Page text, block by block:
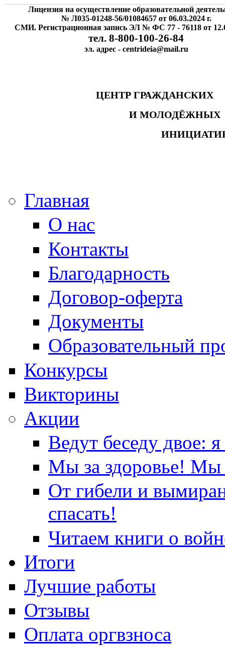
Лицензия на осуществление образовательной
№ Л035-01248-56/01084657 от 06.03.2024 г.
СМИ. Регистрационная запись ЭЛ № ФС 77 - 76118 от
тел. 8-800-100-26-84
эл. адрес - centrideia@mail.ru
ЦЕНТР
И
Главная
О нас
Контакты
Благодарность
Договор-оферта
Документы
Образовательный
Конкурсы
Викторины
Акции
Ведут беседу двое:
Мы за здоровье! Мы
От гибели и
спасать!
Читаем книги о
Итоги
Лучшие работы
Отзывы
Оплата оргвзноса